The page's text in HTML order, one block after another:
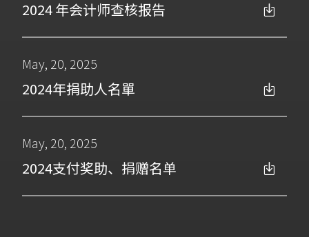
2024 年会计师查核报告
May, 20, 2025
2024年捐助人名單
May, 20, 2025
2024支付奖助、捐赠名单